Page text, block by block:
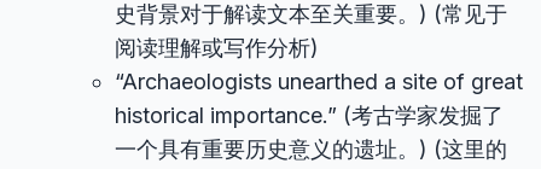
史背景对于解读文本至关重要。) (常见于
阅读理解或写作分析)
“Archaeologists unearthed a site of great
historical importance.” (考古学家发掘了
一个具有重要历史意义的遗址。) (这里的